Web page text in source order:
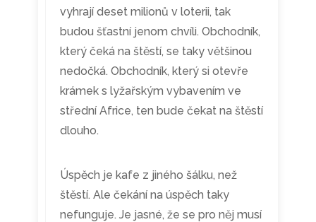
vyhrají deset milionů v loterii, tak
budou šťastní jenom chvíli. Obchodník,
který čeká na štěstí, se taky většinou
nedočká. Obchodník, který si otevře
krámek s lyžařským vybavením ve
střední Africe, ten bude čekat na štěstí
dlouho.
Úspěch je kafe z jiného šálku, než
štěstí. Ale čekání na úspěch taky
nefunguje. Je jasné, že se pro něj musí